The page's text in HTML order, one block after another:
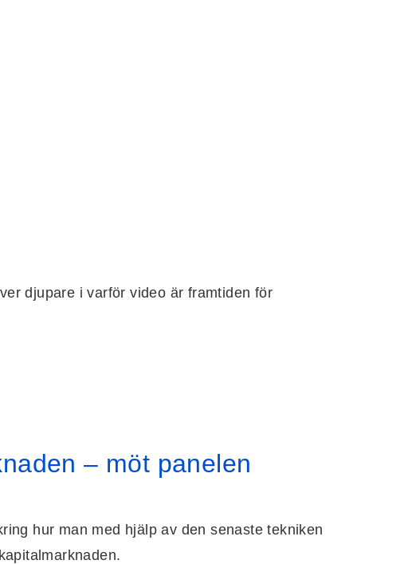
djupare i varför video är framtiden för
– möt panelen
hur man med hjälp av den senaste tekniken